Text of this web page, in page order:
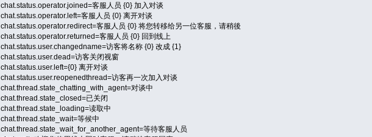
chat.status.operator.joined=客服人员 {0} 加入对谈
chat.status.operator.left=客服人员 {0} 离开对谈
chat.status.operator.redirect=客服人员 {0} 将您转移给另一位客服，请稍後
chat.status.operator.returned=客服人员 {0} 回到线上
chat.status.user.changedname=访客将名称 {0} 改成 {1}
chat.status.user.dead=访客关闭视窗
chat.status.user.left={0} 离开对谈
chat.status.user.reopenedthread=访客再一次加入对谈
chat.thread.state_chatting_with_agent=对谈中
chat.thread.state_closed=已关闭
chat.thread.state_loading=读取中
chat.thread.state_wait=等候中
chat.thread.state_wait_for_another_agent=等待客服人员